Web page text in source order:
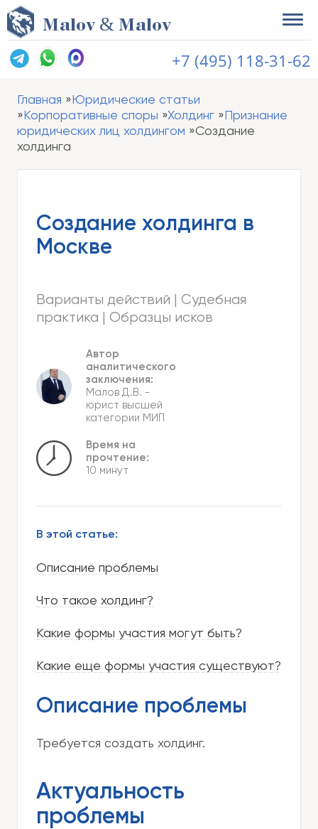
Malov & Malov
+7 (495) 118-31-62
Главная
Юридические статьи
Корпоративные споры
Холдинг
Признание
юридических лиц холдингом
Создание
холдинга
Создание холдинга в
Москве
Варианты действий | Судебная
практика | Образцы исков
Автор
аналитического
заключения:
Малов Д.В. -
юрист высшей
категории МИП
Время на
прочтение:
10 минут
В этой статье:
Описание проблемы
Что такое холдинг?
Какие формы участия могут быть?
Какие еще формы участия существуют?
Описание проблемы
Требуется создать холдинг.
Актуальность
проблемы